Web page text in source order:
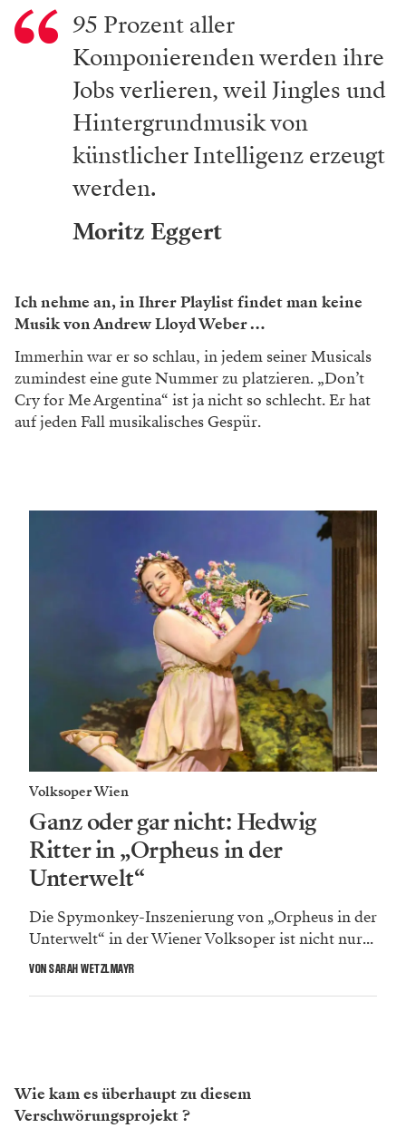
95 Prozent aller
Komponierenden werden ihre
Jobs verlieren, weil Jingles und
Hintergrundmusik von
künstlicher Intelligenz erzeugt
werden.
Moritz Eggert
Ich nehme an, in Ihrer Playlist findet man keine
Musik von Andrew Lloyd Weber …
Immerhin war er so schlau, in jedem seiner Musicals
zumindest eine gute Nummer zu platzieren. „Don’t
Cry for Me Argentina“ ist ja nicht so schlecht. Er hat
auf jeden Fall musikalisches Gespür.
Volksoper Wien
Ganz oder gar nicht: Hedwig
Ritter in „Orpheus in der
Unterwelt“
Die Spymonkey-Inszenierung von „Orpheus in der
Unterwelt“ in der Wiener Volksoper ist nicht nur...
VON SARAH WETZLMAYR
Wie kam es überhaupt zu diesem
Verschwörungsprojekt ?